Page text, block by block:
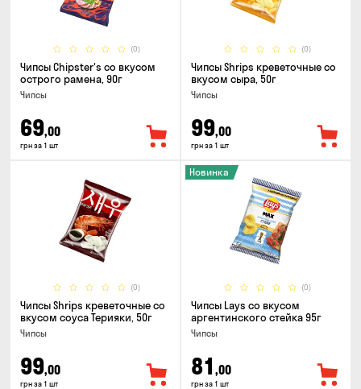
(0)
Чипсы Chipster's со вкусом
острого рамена, 90г
Чипсы
69,00
грн за 1 шт
(0)
Чипсы Shrips креветочные со
вкусом сыра, 50г
Чипсы
99,00
грн за 1 шт
(0)
Чипсы Shrips креветочные со
вкусом соуса Терияки, 50г
Чипсы
99,00
грн за 1 шт
(0)
Новинка
Чипсы Lays со вкусом
аргентинского стейка 95г
Чипсы
81 ,00
грн за 1 шт